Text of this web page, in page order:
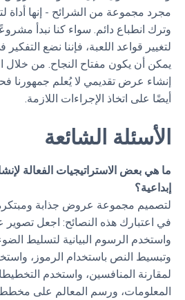
مجرد مجموعة من الشرائح - إنها أداة
وترك انطباع دائم. سواء كنا نبدأ
لتغيير قواعد اللعبة، فإننا نضع التفكير
يمكن أن يكون مفتاح النجاح. من خلال
إنشاء عرض تقديمي لا يُعلم جمهورنا
أيضًا على اتخاذ الإجراءات اللازمة.
الأسئلة الشائعة
ما هي بعض الاستراتيجيات الفعالة
إبداعية؟
لتصميم مجموعة عروض جذابة
في اعتبارك هذه النصائح: اجعل تصوير
واستخدم الرسوم البيانية لتسليط
لمقارنة المنافسين، واستخدم
المعلومات، ورسم المعالم على